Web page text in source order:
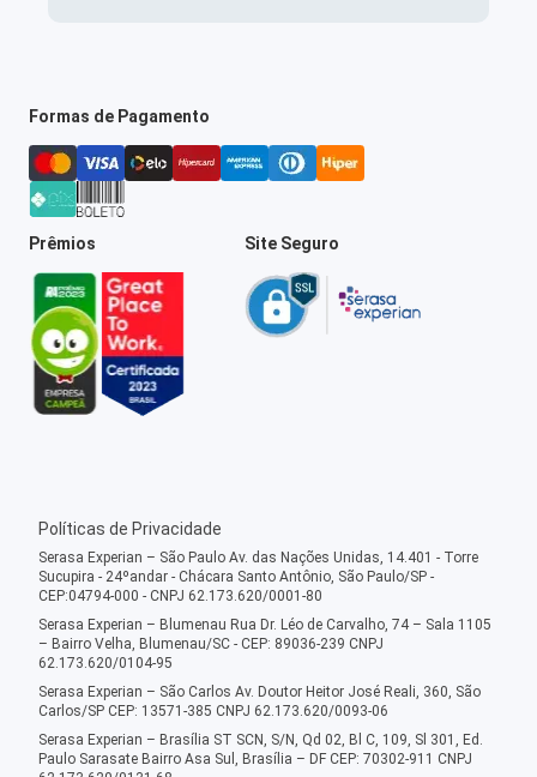
Formas de Pagamento
Prêmios Site Seguro
Políticas de Privacidade
Serasa Experian – São Paulo Av. das Nações Unidas, 14.401 - Torre
Sucupira - 24ºandar - Chácara Santo Antônio, São Paulo/SP -
CEP:04794-000 - CNPJ 62.173.620/0001-80
Serasa Experian – Blumenau Rua Dr. Léo de Carvalho, 74 – Sala 1105
– Bairro Velha, Blumenau/SC - CEP: 89036-239 CNPJ
62.173.620/0104-95
Serasa Experian – São Carlos Av. Doutor Heitor José Reali, 360, São
Carlos/SP CEP: 13571-385 CNPJ 62.173.620/0093-06
Serasa Experian – Brasília ST SCN, S/N, Qd 02, Bl C, 109, Sl 301, Ed.
Paulo Sarasate Bairro Asa Sul, Brasília – DF CEP: 70302-911 CNPJ